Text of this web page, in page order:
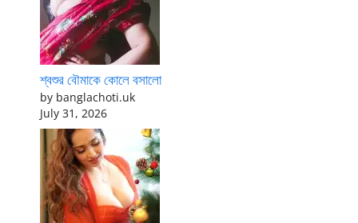
শ্বশুর বৌমাকে কোলে বসালো
by banglachoti.uk
July 31, 2026